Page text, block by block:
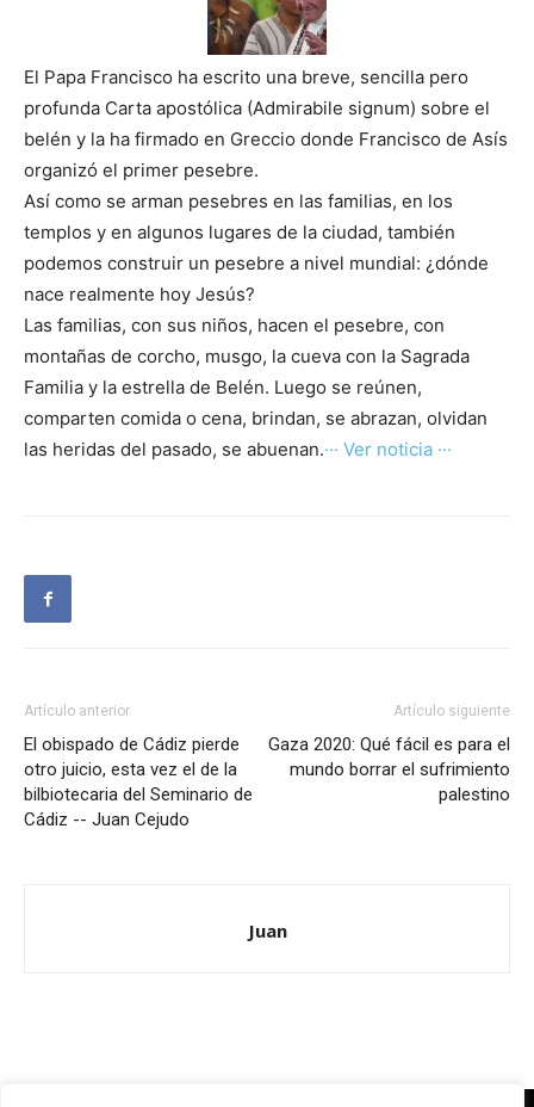
El Papa Francisco ha escrito una breve, sencilla pero
profunda Carta apostólica (Admirabile signum) sobre el
belén y la ha firmado en Greccio donde Francisco de Asís
organizó el primer pesebre.
Así como se arman pesebres en las familias, en los
templos y en algunos lugares de la ciudad, también
podemos construir un pesebre a nivel mundial: ¿dónde
nace realmente hoy Jesús?
Las familias, con sus niños, hacen el pesebre, con
montañas de corcho, musgo, la cueva con la Sagrada
Familia y la estrella de Belén. Luego se reúnen,
comparten comida o cena, brindan, se abrazan, olvidan
las heridas del pasado, se abuenan.··· Ver noticia ···
Artículo anterior
El obispado de Cádiz pierde
otro juicio, esta vez el de la
bilbiotecaria del Seminario de
Cádiz -- Juan Cejudo
Artículo siguiente
Gaza 2020: Qué fácil es para el
mundo borrar el sufrimiento
palestino
Juan